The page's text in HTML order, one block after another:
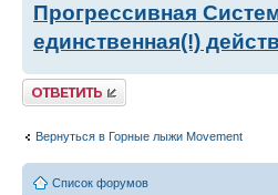
Прогрессивная
единственная(!)
Ответить
Вернуться в Горные лыжи Movement
Список форумов